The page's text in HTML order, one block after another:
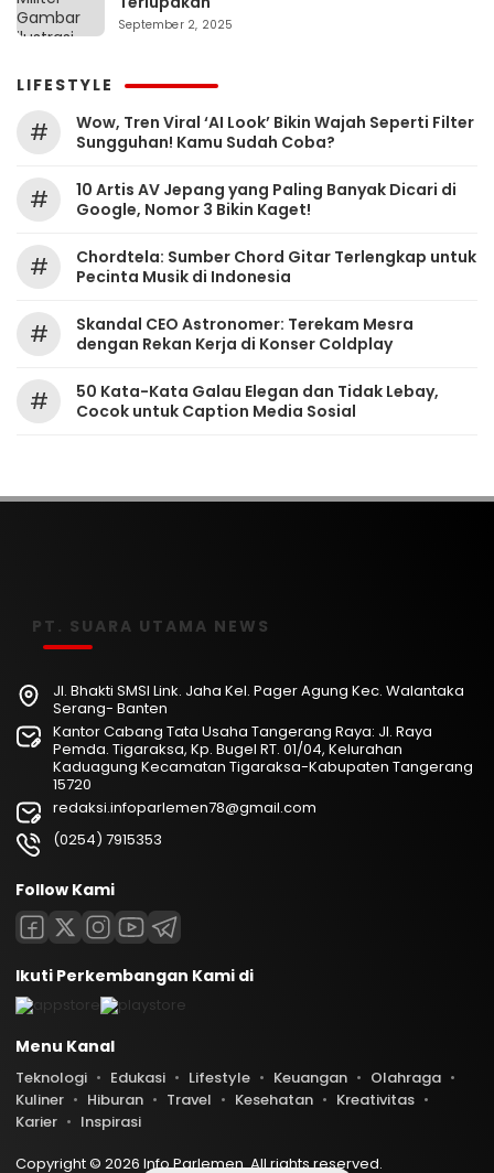
September 2, 2025
LIFESTYLE
#
Wow, Tren Viral ‘AI Look’ Bikin Wajah Seperti Filter
Sungguhan! Kamu Sudah Coba?
#
10 Artis AV Jepang yang Paling Banyak Dicari di
Google, Nomor 3 Bikin Kaget!
#
Chordtela: Sumber Chord Gitar Terlengkap untuk
Pecinta Musik di Indonesia
#
Skandal CEO Astronomer: Terekam Mesra
dengan Rekan Kerja di Konser Coldplay
#
50 Kata-Kata Galau Elegan dan Tidak Lebay,
Cocok untuk Caption Media Sosial
PT. SUARA UTAMA NEWS
Jl. Bhakti SMSI Link. Jaha Kel. Pager Agung Kec. Walantaka
Serang- Banten
Kantor Cabang Tata Usaha Tangerang Raya: Jl. Raya
Pemda. Tigaraksa, Kp. Bugel RT. 01/04, Kelurahan
Kaduagung Kecamatan Tigaraksa-Kabupaten Tangerang
15720
redaksi.infoparlemen78@gmail.com
(0254) 7915353
Follow Kami
Ikuti Perkembangan Kami di
Menu Kanal
Teknologi Edukasi Lifestyle Keuangan
Olahraga
Kuliner
Hiburan Travel Kesehatan
Kreativitas
Karier
Inspirasi
Copyright © 2026 Info Parlemen. All rights reserved.